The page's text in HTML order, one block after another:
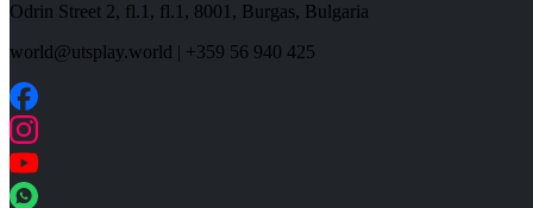
Odrin Street 2, fl.1 , fl.1, 8001 , Burgas, Bulgaria
world@utsplay.world | +359 56 940 425